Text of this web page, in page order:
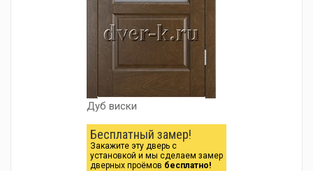
Дуб виски
Бесплатный замер!
Закажите эту дверь с
установкой и мы сделаем замер
дверных проёмов бесплатно!